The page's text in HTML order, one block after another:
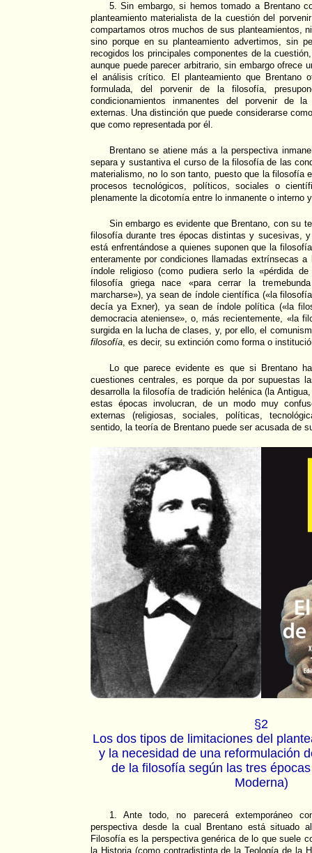
5. Sin embargo, si hemos tomado a Brentano
planteamiento materialista de la cuestión del
compartamos otros muchos de sus planteamientos,
sino porque en su planteamiento advertimos, sin
recogidos los principales componentes de la
aunque puede parecer arbitrario, sin embargo ofrece
el análisis crítico. El planteamiento que Brentano
formulada, del porvenir de la filosofía,
condicionamientos inmanentes del porvenir de
externas. Una distinción que puede considerarse
que como representada por él.
Brentano se atiene más a la perspectiva
separa y sustantiva el curso de la filosofía de las
materialismo, no lo son tanto, puesto que la filosofía
procesos tecnológicos, políticos, sociales o
plenamente la dicotomía entre lo inmanente o interno
Sin embargo es evidente que Brentano, con su
filosofía durante tres épocas distintas y sucesivas,
está enfrentándose a quienes suponen que la
enteramente por condiciones llamadas extrínsecas
índole religioso (como pudiera serlo la «pérdida
filosofía griega nace «para cerrar la
marcharse»), ya sean de índole científica («la
decía ya Exner), ya sean de índole política («la
democracia ateniense», o, más recientemente, «la
surgida en la lucha de clases, y, por ello, el
filosofía, es decir, su extinción como forma o
Lo que parece evidente es que si Brentano
cuestiones centrales, es porque da por supuestas
desarrolla la filosofía de tradición helénica (la
estas épocas involucran, de un modo muy
externas (religiosas, sociales, políticas,
sentido, la teoría de Brentano puede ser acusada de
§2
Los dos tipos de limitaciones del
y la necesidad de una reformulación
de la filosofía según las tres
Moderna)
1. Ante todo, no parecerá extemporáneo
perspectiva desde la cual Brentano está situado
Filosofía es la perspectiva genérica de lo que suele
la Historia (como contradistinta de la Teología de la